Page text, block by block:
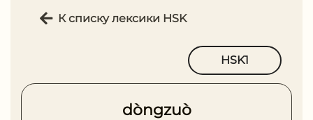
К списку лексики HSK
HSK1
dòngzuò